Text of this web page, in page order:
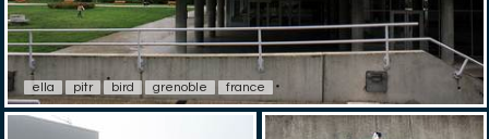
ella pitr bird grenoble france